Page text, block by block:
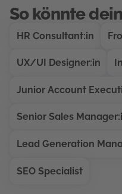
So könnte
HR Consultant:in
UX/UI Designer:in
Junior Account
Senior Sales
Lead Generation
SEO Specialist